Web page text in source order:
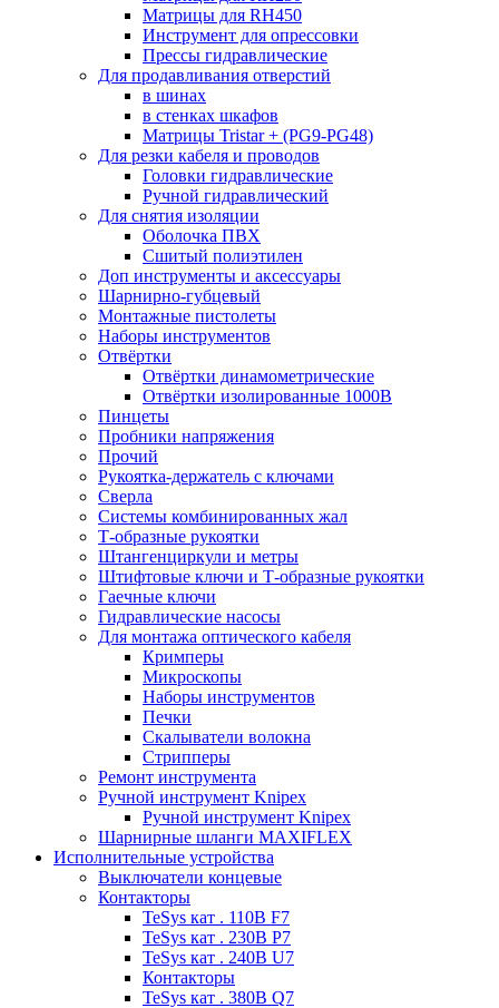
Матрицы для RH450
Инструмент для опрессовки
Прессы гидравлические
Для продавливания отверстий
в шинах
в стенках шкафов
Матрицы Tristar + (PG9-PG48)
Для резки кабеля и проводов
Головки гидравлические
Ручной гидравлический
Для снятия изоляции
Оболочка ПВХ
Сшитый полиэтилен
Доп инструменты и аксессуары
Шарнирно-губцевый
Монтажные пистолеты
Наборы инструментов
Отвёртки
Отвёртки динамометрические
Отвёртки изолированные 1000В
Пинцеты
Пробники напряжения
Прочий
Рукоятка-держатель с ключами
Сверла
Системы комбинированных жал
Т-образные рукоятки
Штангенциркули и метры
Штифтовые ключи и Т-образные рукоятки
Гаечные ключи
Гидравлические насосы
Для монтажа оптического кабеля
Кримперы
Микроскопы
Наборы инструментов
Печки
Скалыватели волокна
Стрипперы
Ремонт инструмента
Ручной инструмент Knipex
Ручной инструмент Knipex
Шарнирные шланги MAXIFLEX
Исполнительные устройства
Выключатели концевые
Контакторы
TeSys кат . 110В F7
TeSys кат . 230В P7
TeSys кат . 240В U7
Контакторы
TeSys кат . 380В Q7